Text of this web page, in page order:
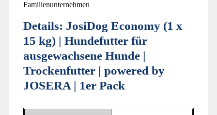
Familienunternehmen
Details: JosiDog Economy (1 x
15 kg) | Hundefutter für
ausgewachsene Hunde |
Trockenfutter | powered by
JOSERA | 1er Pack